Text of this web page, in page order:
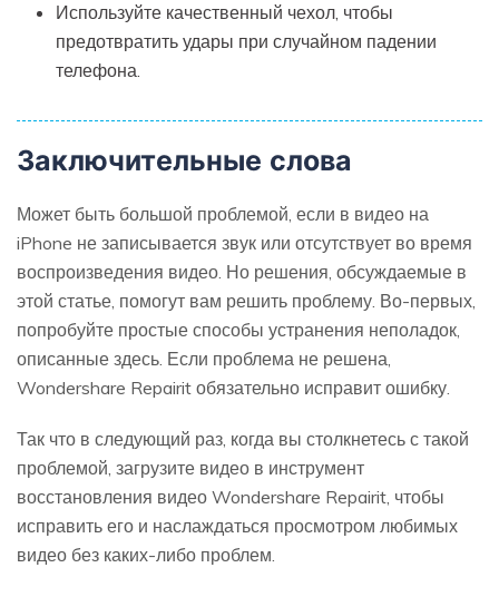
Используйте качественный чехол, чтобы
предотвратить удары при случайном падении
телефона.
Заключительные слова
Может быть большой проблемой, если в видео на
iPhone не записывается звук или отсутствует во время
воспроизведения видео. Но решения, обсуждаемые в
этой статье, помогут вам решить проблему. Во-первых,
попробуйте простые способы устранения неполадок,
описанные здесь. Если проблема не решена,
Wondershare Repairit обязательно исправит ошибку.
Так что в следующий раз, когда вы столкнетесь с такой
проблемой, загрузите видео в инструмент
восстановления видео Wondershare Repairit, чтобы
исправить его и наслаждаться просмотром любимых
видео без каких-либо проблем.